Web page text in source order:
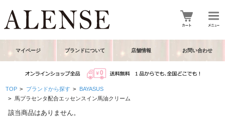
マイページ ブランドについて 店舗情報 お問い合わせ
TOP > ブランドから探す > BAYASUS
> 馬プラセンタ配合エッセンスイン馬油クリーム
該当商品はありません。